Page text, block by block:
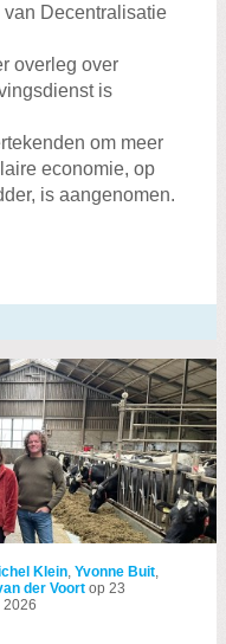
Decentralisatie
overleg over
is
om meer
economie, op
is aangenomen.
Klein,Yvonne Buit,
der Voort op23
2026